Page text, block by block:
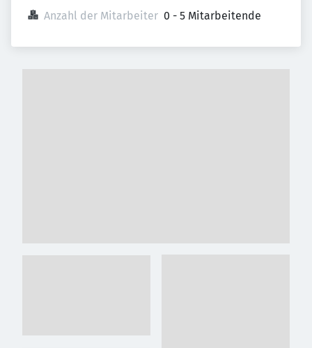
Anzahl der Mitarbeiter 0 - 5 Mitarbeitende